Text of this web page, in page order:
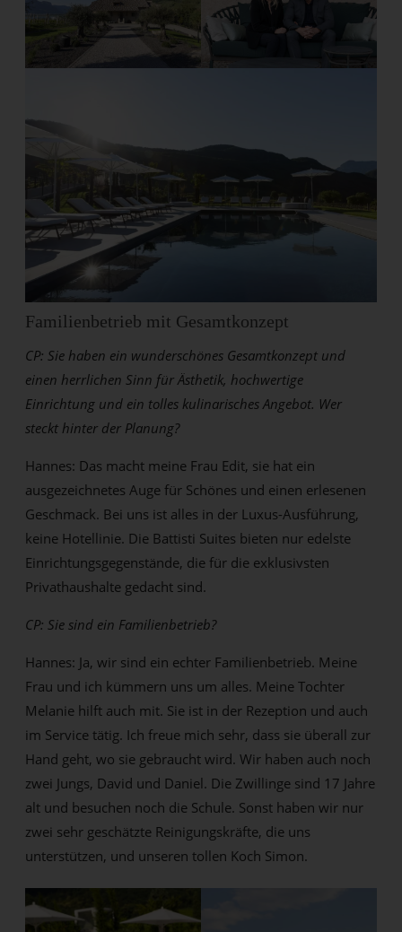
Familienbetrieb mit Gesamtkonzept
CP: Sie haben ein wunderschönes Gesamtkonzept und
einen herrlichen Sinn für Ästhetik, hochwertige
Einrichtung und ein tolles kulinarisches Angebot. Wer
steckt hinter der Planung?
Hannes: Das macht meine Frau Edit, sie hat ein
ausgezeichnetes Auge für Schönes und einen erlesenen
Geschmack. Bei uns ist alles in der Luxus-Ausführung,
keine Hotellinie. Die Battisti Suites bieten nur edelste
Einrichtungsgegenstände, die für die exklusivsten
Privathaushalte gedacht sind.
CP: Sie sind ein Familienbetrieb?
Hannes: Ja, wir sind ein echter Familienbetrieb. Meine
Frau und ich kümmern uns um alles. Meine Tochter
Melanie hilft auch mit. Sie ist in der Rezeption und auch
im Service tätig. Ich freue mich sehr, dass sie überall zur
Hand geht, wo sie gebraucht wird. Wir haben auch noch
zwei Jungs, David und Daniel. Die Zwillinge sind 17 Jahre
alt und besuchen noch die Schule. Sonst haben wir nur
zwei sehr geschätzte Reinigungskräfte, die uns
unterstützen, und unseren tollen Koch Simon.